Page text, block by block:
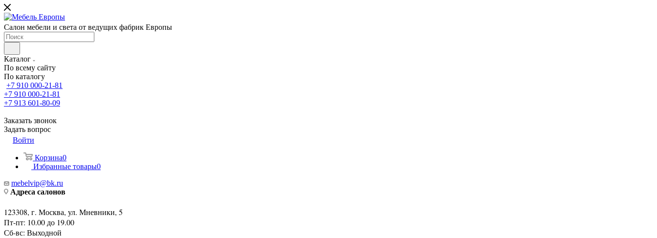
Салон мебели и света от ведущих фабрик Европы
Каталог
По всему сайту
По каталогу
+7 910 000-21-81
+7 910 000-21-81
+7 913 601-80-09
Заказать звонок
Задать вопрос
Войти
Корзина0
Избранные товары0
mebelvip@bk.ru
Адреса салонов
123308, г. Москва, ул. Мневники, 5
Пт-пт: 10.00 до 19.00
Сб-вс: Выходной